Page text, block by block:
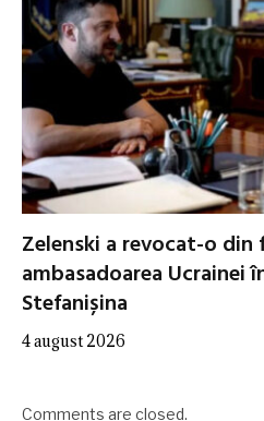
Zelenski a revocat-o din
ambasadoarea Ucrainei
Stefanișina
4 august 2026
Comments are closed.